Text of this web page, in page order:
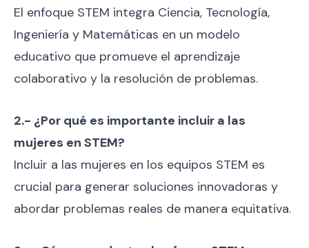
El enfoque STEM integra Ciencia, Tecnología,
Ingeniería y Matemáticas en un modelo
educativo que promueve el aprendizaje
colaborativo y la resolución de problemas.
2.- ¿Por qué es importante incluir a las
mujeres en STEM?
Incluir a las mujeres en los equipos STEM es
crucial para generar soluciones innovadoras y
abordar problemas reales de manera equitativa.